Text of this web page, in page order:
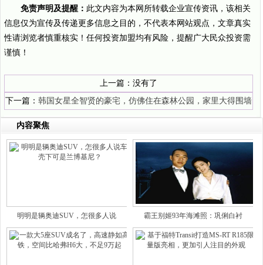
免责声明及提醒： 此文内容为本网所转载企业宣传资讯，该相关
信息仅为宣传及传递更多信息之目的，不代表本网站观点，文章真实
性请浏览者慎重核实！任何投资加盟均有风险，提醒广大民众投资需
谨慎！
上一篇：没有了
下一篇： 韩国女星全智贤的豪宅，仿佛住在森林公园，家里大得围墙
都看不见
内容聚焦
明明是辆奥迪SUV，怎很多人说 霸王别姬93年海滩照：巩俐白衬